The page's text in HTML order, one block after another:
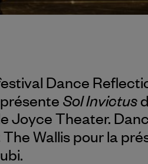
Dance
présente Sol Invictus
Joyce Theater.
Wallis pour la